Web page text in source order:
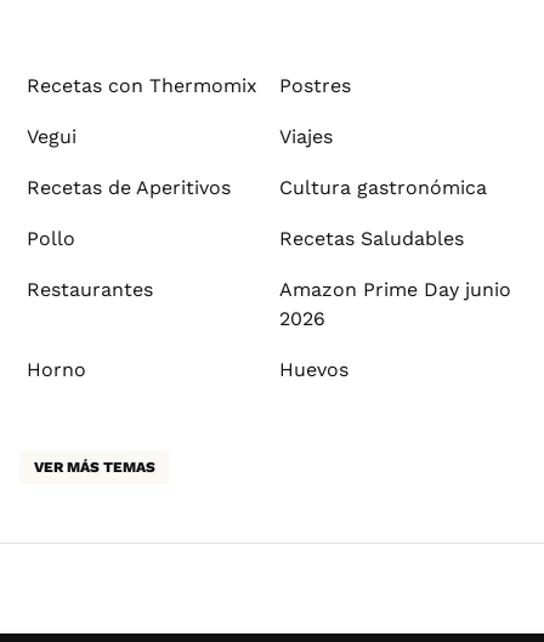
Recetas con Thermomix Postres
Vegui Viajes
Recetas de Aperitivos Cultura gastronómica
Pollo Recetas Saludables
Restaurantes
Amazon Prime Day junio
2026
Horno Huevos
VER MÁS TEMAS